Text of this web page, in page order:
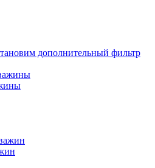
дополнительный фильтр